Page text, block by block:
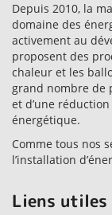
Depuis 2010, la
domaine des
activement au
proposent des
chaleur et les
grand nombre de
et d’une
énergétique.
Comme tous nos
l’installation
Liens utiles